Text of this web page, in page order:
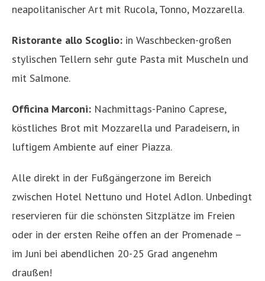
neapolitanischer Art mit Rucola, Tonno, Mozzarella.
Ristorante allo Scoglio: in Waschbecken-großen
stylischen Tellern sehr gute Pasta mit Muscheln und
mit Salmone.
Officina Marconi: Nachmittags-Panino Caprese,
köstliches Brot mit Mozzarella und Paradeisern, in
luftigem Ambiente auf einer Piazza.
Alle direkt in der Fußgängerzone im Bereich
zwischen Hotel Nettuno und Hotel Adlon. Unbedingt
reservieren für die schönsten Sitzplätze im Freien
oder in der ersten Reihe offen an der Promenade –
im Juni bei abendlichen 20-25 Grad angenehm
draußen!